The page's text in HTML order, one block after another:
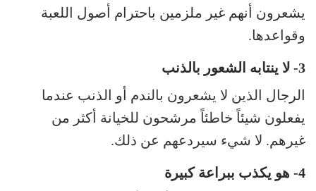
يشعرون أنهم غير ملزمين باحترام أصول اللعبة
وقواعدها.
3- لا ينتابه الشعور بالذنب
الرجال الذين لا يشعرون بالندم أو الذنب عندما
يفعلون شيئاً خاطئاً مرشحون للخيانة أكثر من
غيرهم. لا شيء سيردعهم عن ذلك.
4- هو يكذب ببراعة كبيرة